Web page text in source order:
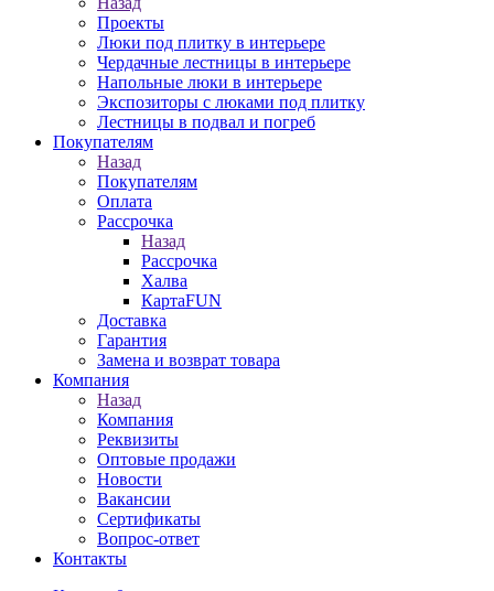
Проекты
Люки под плитку в интерьере
Чердачные лестницы в интерьере
Напольные люки в интерьере
Экспозиторы с люками под плитку
Лестницы в подвал и погреб
Покупателям
Назад
Покупателям
Оплата
Рассрочка
Назад
Рассрочка
Халва
КартаFUN
Доставка
Гарантия
Замена и возврат товара
Компания
Назад
Компания
Реквизиты
Оптовые продажи
Новости
Вакансии
Сертификаты
Вопрос-ответ
Контакты